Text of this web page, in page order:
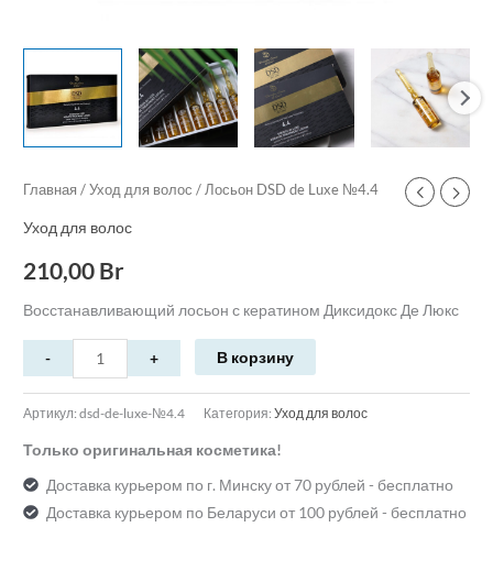
Главная /Уход для волос / Лосьон DSD de Luxe №4.4
Уход для волос
210,00 Br
Восстанавливающий лосьон с кератином Диксидокс Де Люкс
В корзину
Артикул:dsd-de-luxe-№4.4 Категория:Уход для волос
Только оригинальная косметика!
Доставка курьером по г. Минску от 70 рублей - бесплатно
Доставка курьером по Беларуси от 100 рублей - бесплатно